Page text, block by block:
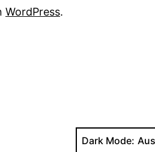
WordPress.
Dark Mode: